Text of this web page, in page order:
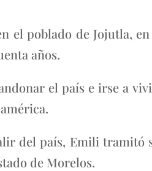
el poblado de Jojutla,
años.
el país e irse a
del país, Emili tramitó
de Morelos.